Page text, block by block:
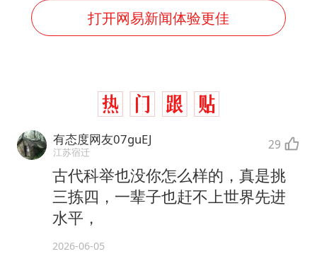
打开网易新闻体验更佳
有态度网友07guEJ
江苏宿迁 29
古代科举也没你怎么样的，真是挑
三拣四，一辈子也赶不上世界先进
水平，
2026-06-05